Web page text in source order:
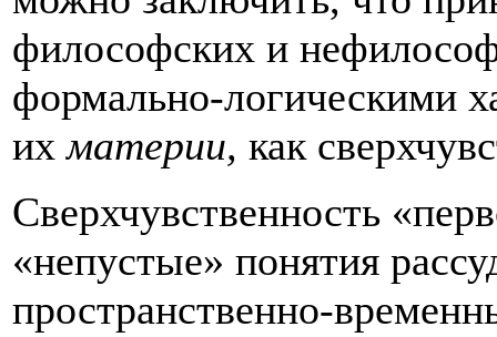
философских и
формально-логическими
ихматерии, как
Сверхчувственность
«непустые» понятия
пространственно-